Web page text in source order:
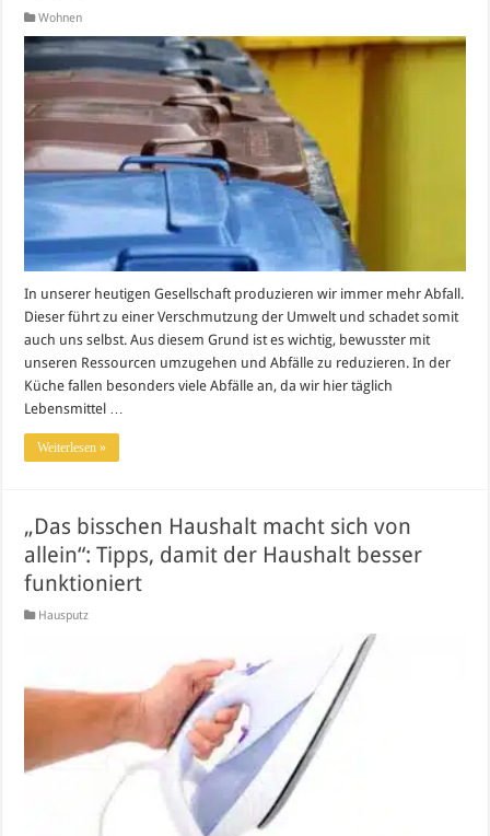
Wohnen
In unserer heutigen Gesellschaft produzieren wir immer mehr Abfall.
Dieser führt zu einer Verschmutzung der Umwelt und schadet somit
auch uns selbst. Aus diesem Grund ist es wichtig, bewusster mit
unseren Ressourcen umzugehen und Abfälle zu reduzieren. In der
Küche fallen besonders viele Abfälle an, da wir hier täglich
Lebensmittel …
Weiterlesen »
„Das bisschen Haushalt macht sich von
allein“: Tipps, damit der Haushalt besser
funktioniert
Hausputz